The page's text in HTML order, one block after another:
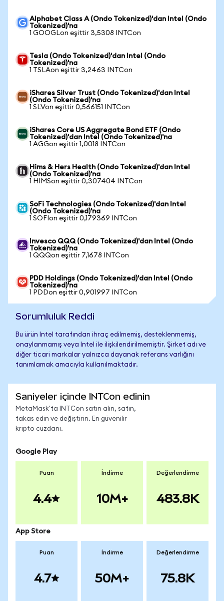
Alphabet Class A (Ondo Tokenized)'dan Intel (Ondo
Tokenized)'na
1 GOOGLon eşittir 3,5308 INTCon
Tesla (Ondo Tokenized)'dan Intel (Ondo
Tokenized)'na
1 TSLAon eşittir 3,2463 INTCon
iShares Silver Trust (Ondo Tokenized)'dan Intel
(Ondo Tokenized)'na
1 SLVon eşittir 0,566151 INTCon
iShares Core US Aggregate Bond ETF (Ondo
Tokenized)'dan Intel (Ondo Tokenized)'na
1 AGGon eşittir 1,0018 INTCon
Hims & Hers Health (Ondo Tokenized)'dan Intel
(Ondo Tokenized)'na
1 HIMSon eşittir 0,307404 INTCon
SoFi Technologies (Ondo Tokenized)'dan Intel
(Ondo Tokenized)'na
1 SOFIon eşittir 0,179369 INTCon
Invesco QQQ (Ondo Tokenized)'dan Intel (Ondo
Tokenized)'na
1 QQQon eşittir 7,1678 INTCon
PDD Holdings (Ondo Tokenized)'dan Intel (Ondo
Tokenized)'na
1 PDDon eşittir 0,901997 INTCon
Sorumluluk Reddi
Bu ürün Intel tarafından ihraç edilmemiş, desteklenmemiş,
onaylanmamış veya Intel ile ilişkilendirilmemiştir. Şirket adı ve
diğer ticari markalar yalnızca dayanak referans varlığını
tanımlamak amacıyla kullanılmaktadır.
Saniyeler içinde INTCon edinin
MetaMask'ta INTCon satın alın, satın,
takas edin ve değiştirin. En güvenilir
kripto cüzdanı.
Google Play
Puan
4.4
İndirme
10M+
Değerlendirme
483.8K
App Store
Puan
4.7
İndirme
50M+
Değerlendirme
75.8K